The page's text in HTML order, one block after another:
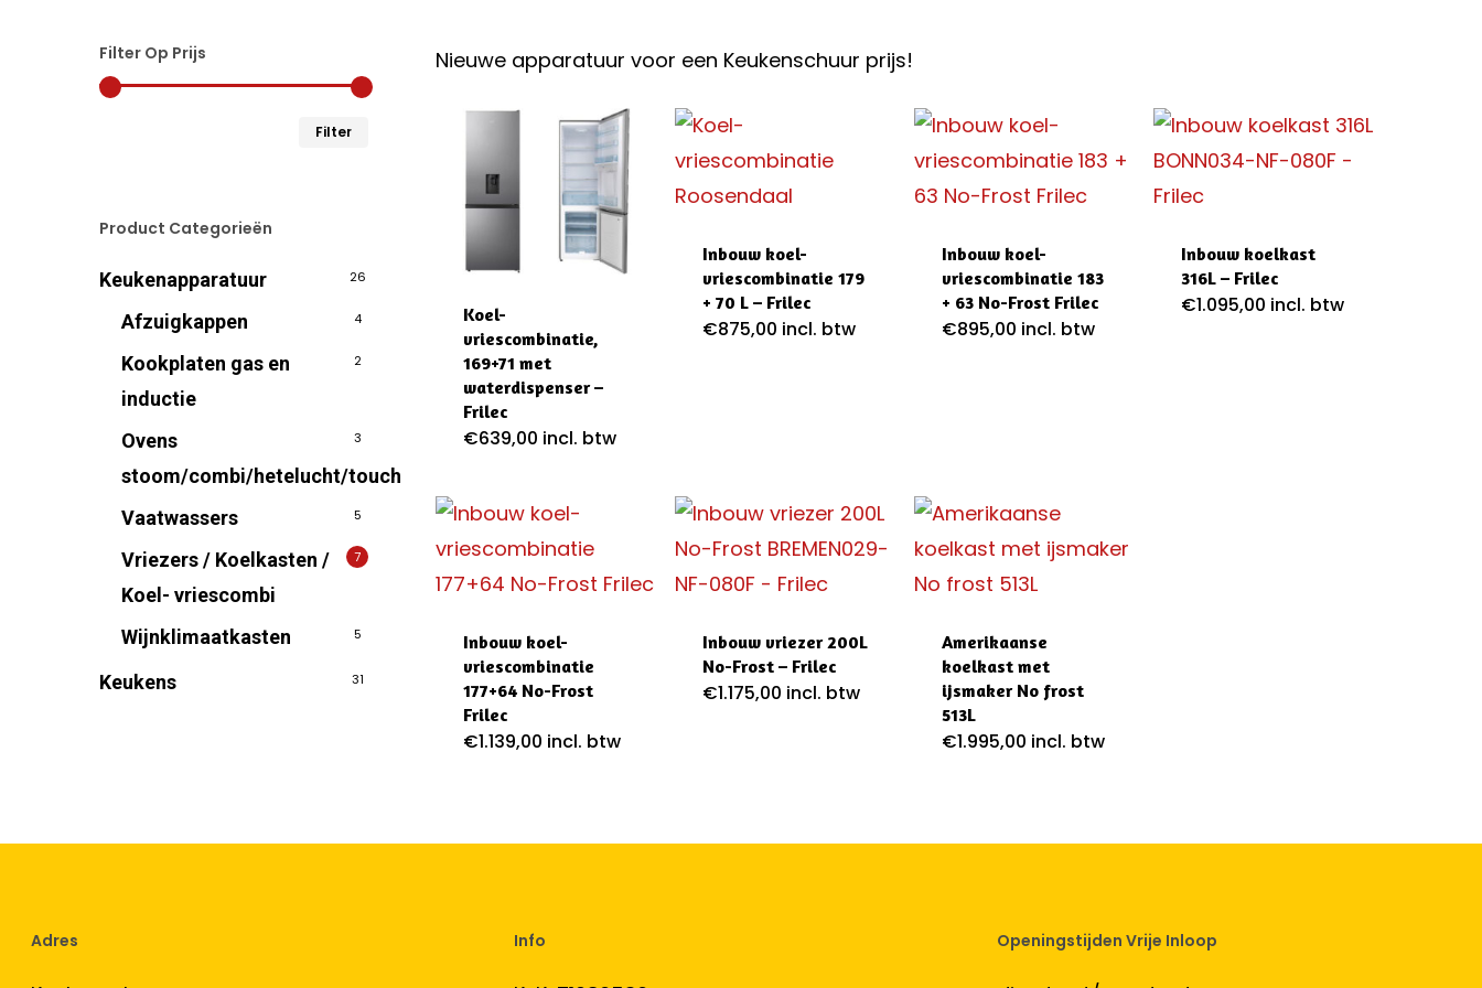
laag
naar
Filter Op Prijs
Filter
Product Categorieën
Keukenapparatuur 26
Afzuigkappen 4
Kookplaten gas en
inductie
2
Ovens
stoom/combi/hetelucht/touch
3
Vaatwassers 5
Vriezers / Koelkasten /
Koel- vriescombi
7
Wijnklimaatkasten 5
Keukens 31
Nieuwe apparatuur voor een Keukenschuur prijs!
Koel-
vriescombinatie,
169+71 met
waterdispenser –
Frilec
€639,00 incl. btw
Inbouw koel-
vriescombinatie 179
+ 70 L – Frilec
€875,00 incl. btw
Inbouw koel-
vriescombinatie 183
+ 63 No-Frost Frilec
€895,00 incl. btw
Inbouw koelkast
316L – Frilec
€1.095,00 incl. btw
Inbouw koel-
vriescombinatie
177+64 No-Frost
Frilec
€1.139,00 incl. btw
Inbouw vriezer 200L
No-Frost – Frilec
€1.175,00 incl. btw
Amerikaanse
koelkast met
ijsmaker No frost
513L
€1.995,00 incl. btw
Adres Info Openingstijden Vrije Inloop